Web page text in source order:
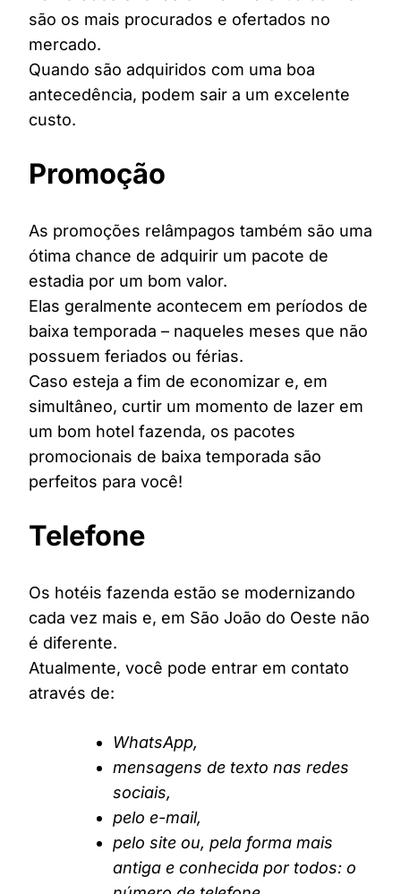
são os mais procurados e ofertados no
mercado.
Quando são adquiridos com uma boa
antecedência, podem sair a um excelente
custo.
Promoção
As promoções relâmpagos também são uma
ótima chance de adquirir um pacote de
estadia por um bom valor.
Elas geralmente acontecem em períodos de
baixa temporada – naqueles meses que não
possuem feriados ou férias.
Caso esteja a fim de economizar e, em
simultâneo, curtir um momento de lazer em
um bom hotel fazenda, os pacotes
promocionais de baixa temporada são
perfeitos para você!
Telefone
Os hotéis fazenda estão se modernizando
cada vez mais e, em São João do Oeste não
é diferente.
Atualmente, você pode entrar em contato
através de:
WhatsApp,
mensagens de texto nas redes
sociais,
pelo e-mail,
pelo site ou, pela forma mais
antiga e conhecida por todos: o